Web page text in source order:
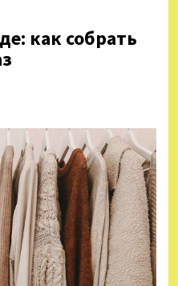
как собрать